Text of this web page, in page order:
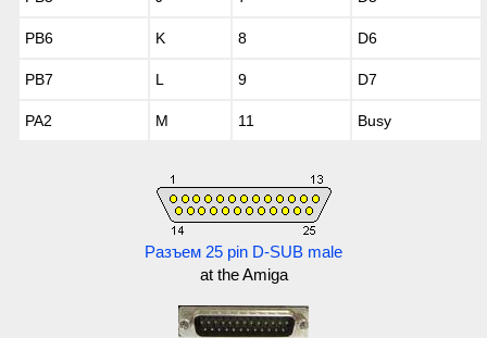
PB6 K 8 D6
PB7 L 9 D7
PA2 M 11 Busy
Разъем 25 pin D-SUB male
at the Amiga